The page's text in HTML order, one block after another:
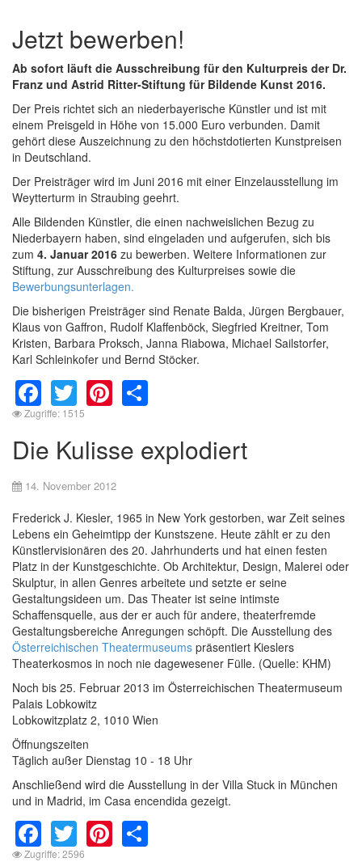
Jetzt bewerben!
Ab sofort läuft die Ausschreibung für den Kulturpreis der Dr.
Franz und Astrid Ritter-Stiftung für Bildende Kunst 2016.
Der Preis richtet sich an niederbayerische Künstler und ist mit
einem Preisgeld in Höhe von 15.000 Euro verbunden. Damit
gehört diese Auszeichnung zu den höchstdotierten Kunstpreisen
in Deutschland.
Der Preisträger wird im Juni 2016 mit einer Einzelausstellung im
Weytterturm in Straubing geehrt.
Alle Bildenden Künstler, die einen nachweislichen Bezug zu
Niederbayern haben, sind eingeladen und aufgerufen, sich bis
zum 4. Januar 2016 zu bewerben. Weitere Informationen zur
Stiftung, zur Ausschreibung des Kulturpreises sowie die
Bewerbungsunterlagen.
Die bisherigen Preisträger sind Renate Balda, Jürgen Bergbauer,
Klaus von Gaffron, Rudolf Klaffenböck, Siegfried Kreitner, Tom
Kristen, Barbara Proksch, Janna Riabowa, Michael Sailstorfer,
Karl Schleinkofer und Bernd Stöcker.
Facebook
TwitterPinterest
Zugriffe: 1515
Die Kulisse explodiert
14. November 2012
Frederick J. Kiesler, 1965 in New York gestorben, war Zeit seines
Lebens ein Geheimtipp der Kunstszene. Heute zählt er zu den
Künstlervisionären des 20. Jahrhunderts und hat einen festen
Platz in der Kunstgeschichte. Ob Architektur, Design, Malerei oder
Skulptur, in allen Genres arbeitete und setzte er seine
Gestaltungsideen um. Das Theater ist seine intimste
Schaffensquelle, aus der er auch für andere, theaterfremde
Gestaltungsbereiche Anregungen schöpft. Die Ausstellung des
Österreichischen Theatermuseums präsentiert Kieslers
Theaterkosmos in noch nie dagewesener Fülle. (Quelle: KHM)
Noch bis 25. Februar 2013 im Österreichischen Theatermuseum
Palais Lobkowitz
Lobkowitzplatz 2, 1010 Wien
Öffnungszeiten
Täglich außer Dienstag 10 - 18 Uhr
Anschließend wird die Ausstellung in der Villa Stuck in München
und in Madrid, im Casa encendida gezeigt.
Facebook
TwitterPinterest
Zugriffe: 2596